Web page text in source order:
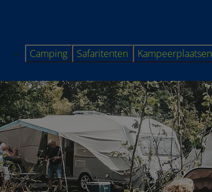
Camping Safaritenten Kampeerplaatsen